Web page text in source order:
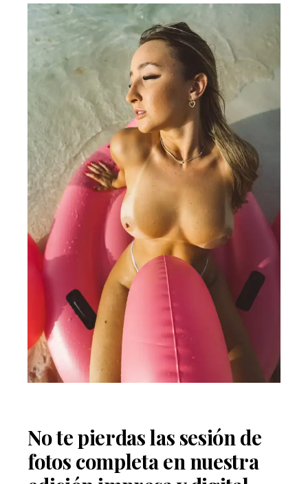
No te pierdas las sesión de
fotos completa en nuestra